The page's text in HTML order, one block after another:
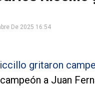
De 2025 16:54
a Juan